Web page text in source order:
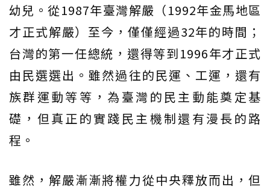
幼兒。從1987年臺灣解嚴（1992年金馬地區
才正式解嚴）至今，僅僅經過32年的時間；
台灣的第一任總統，還得等到1996年才正式
由民選選出。雖然過往的民運、工運，還有
族群運動等等，為臺灣的民主動能奠定基
礎，但真正的實踐民主機制還有漫長的路
程。
雖然，解嚴漸漸將權力從中央釋放而出，但